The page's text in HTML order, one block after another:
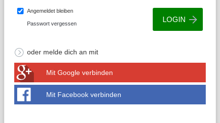
Angemeldet bleiben
Passwort vergessen
oder melde dich an mit
Mit Google verbinden
Mit Facebook verbinden